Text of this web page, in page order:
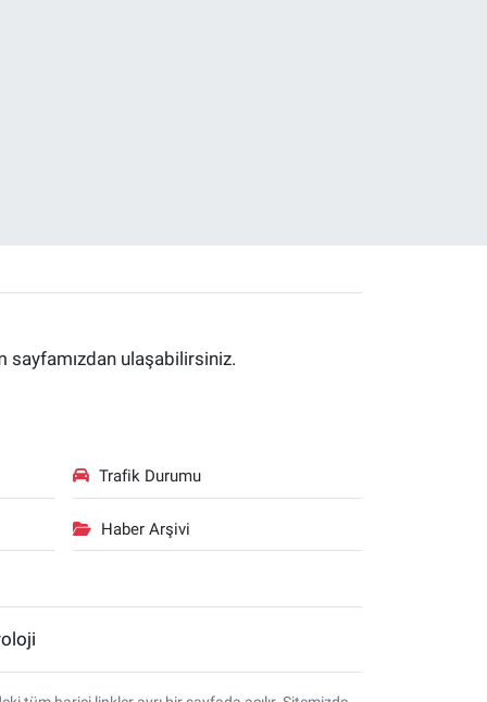
sayfamızdan ulaşabilirsiniz.
Trafik Durumu
Haber Arşivi